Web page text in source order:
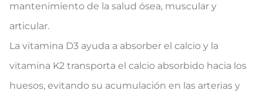
mantenimiento de la salud ósea, muscular y
articular.
La vitamina D3 ayuda a absorber el calcio y la
vitamina K2 transporta el calcio absorbido hacia los
huesos, evitando su acumulación en las arterias y